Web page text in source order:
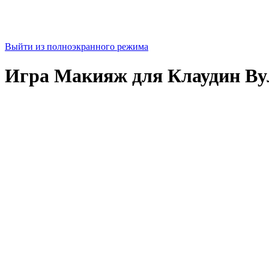
Выйти из полноэкранного режима
Игра Макияж для Клаудин